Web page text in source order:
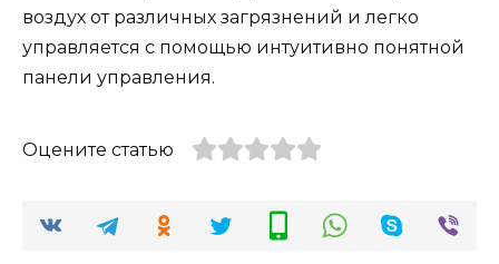
воздух от различных загрязнений и легко
управляется с помощью интуитивно понятной
панели управления.
Оцените статью